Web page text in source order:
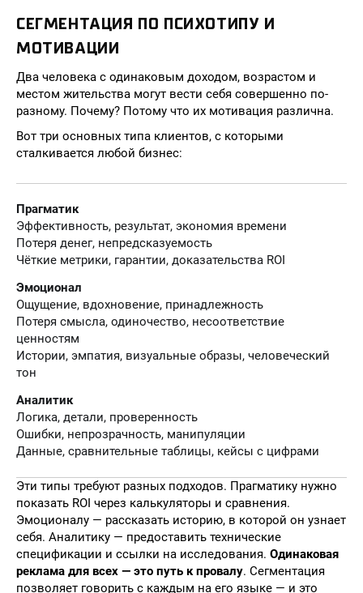
СЕГМЕНТАЦИЯ ПО ПСИХОТИПУ И
МОТИВАЦИИ
Два человека с одинаковым доходом, возрастом и
местом жительства могут вести себя совершенно по-
разному. Почему? Потому что их мотивация различна.
Вот три основных типа клиентов, с которыми
сталкивается любой бизнес:
Прагматик
Эффективность, результат, экономия времени
Потеря денег, непредсказуемость
Чёткие метрики, гарантии, доказательства ROI
Эмоционал
Ощущение, вдохновение, принадлежность
Потеря смысла, одиночество, несоответствие
ценностям
Истории, эмпатия, визуальные образы, человеческий
тон
Аналитик
Логика, детали, проверенность
Ошибки, непрозрачность, манипуляции
Данные, сравнительные таблицы, кейсы с цифрами
Эти типы требуют разных подходов. Прагматику нужно
показать ROI через калькуляторы и сравнения.
Эмоционалу — рассказать историю, в которой он узнает
себя. Аналитику — предоставить технические
спецификации и ссылки на исследования. Одинаковая
реклама для всех — это путь к провалу. Сегментация
позволяет говорить с каждым на его языке — и это